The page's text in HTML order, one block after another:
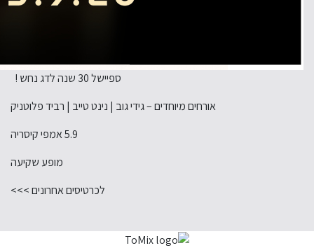
ספיישל 30 שנה לדג נחש !
אורחים מיוחדים – גידי גוב | נינט טייב | רביד פלוטניק
5.9 אמפי קיסריה
מופע שקיעה
לכרטיסים אחרונים >>>